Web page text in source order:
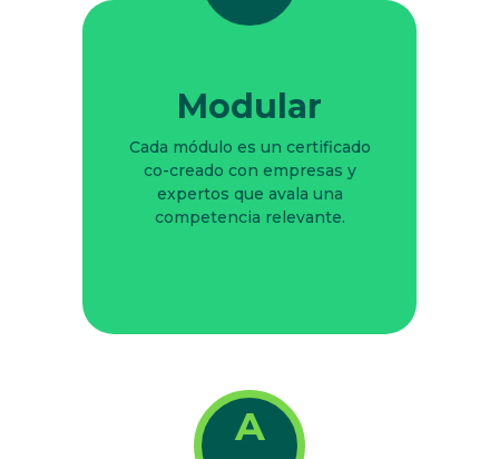
Modular
Cada módulo es un certificado
co-creado con empresas y
expertos que avala una
competencia relevante.
A